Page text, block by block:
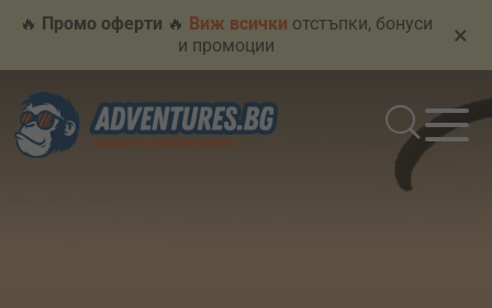
🔥 Промо оферти 🔥 Виж всички отстъпки, бонуси
и промоции
×